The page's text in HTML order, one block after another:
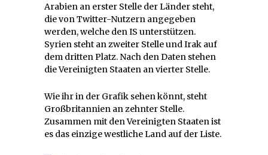
Arabien an erster Stelle der Länder steht,
die von Twitter-Nutzern angegeben
werden, welche den IS unterstützen.
Syrien steht an zweiter Stelle und Irak auf
dem dritten Platz. Nach den Daten stehen
die Vereinigten Staaten an vierter Stelle.
Wie ihr in der Grafik sehen könnt, steht
Großbritannien an zehnter Stelle.
Zusammen mit den Vereinigten Staaten ist
es das einzige westliche Land auf der Liste.